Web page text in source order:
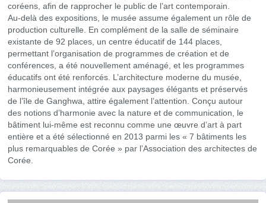
coréens, afin de rapprocher le public de l’art contemporain.
Au-delà des expositions, le musée assume également un rôle de
production culturelle. En complément de la salle de séminaire
existante de 92 places, un centre éducatif de 144 places,
permettant l’organisation de programmes de création et de
conférences, a été nouvellement aménagé, et les programmes
éducatifs ont été renforcés. L’architecture moderne du musée,
harmonieusement intégrée aux paysages élégants et préservés
de l’île de Ganghwa, attire également l’attention. Conçu autour
des notions d’harmonie avec la nature et de communication, le
bâtiment lui-même est reconnu comme une œuvre d’art à part
entière et a été sélectionné en 2013 parmi les « 7 bâtiments les
plus remarquables de Corée » par l’Association des architectes de
Corée.